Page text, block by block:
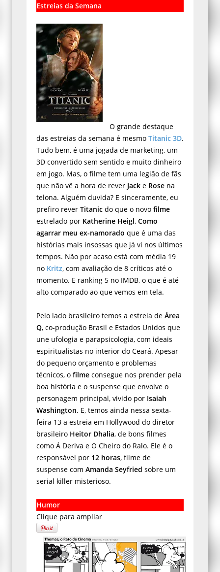
Estreias da Semana
O grande destaque
das estreias da semana é mesmo Titanic 3D.
Tudo bem, é uma jogada de marketing, um
3D convertido sem sentido e muito dinheiro
em jogo. Mas, o filme tem uma legião de fãs
que não vê a hora de rever Jack e Rose na
telona. Alguém duvida? E sinceramente, eu
prefiro rever Titanic do que o novo filme
estrelado por Katherine Heigl, Como
agarrar meu ex-namorado que é uma das
histórias mais insossas que já vi nos últimos
tempos. Não por acaso está com média 19
no Kritz, com avaliação de 8 críticos até o
momento. E ranking 5 no IMDB, o que é até
alto comparado ao que vemos em tela.
Pelo lado brasileiro temos a estreia de Área
Q, co-produção Brasil e Estados Unidos que
une ufologia e parapsicologia, com ideais
espiritualistas no interior do Ceará. Apesar
do pequeno orçamento e problemas
técnicos, o filme consegue nos prender pela
boa história e o suspense que envolve o
personagem principal, vivido por Isaiah
Washington. E, temos ainda nessa sexta-
feira 13 a estreia em Hollywood do diretor
brasileiro Heitor Dhalia, de bons filmes
como Á Deriva e O Cheiro do Ralo. Ele é o
responsável por 12 horas, filme de
suspense com Amanda Seyfried sobre um
serial killer misterioso.
Humor
Clique para ampliar